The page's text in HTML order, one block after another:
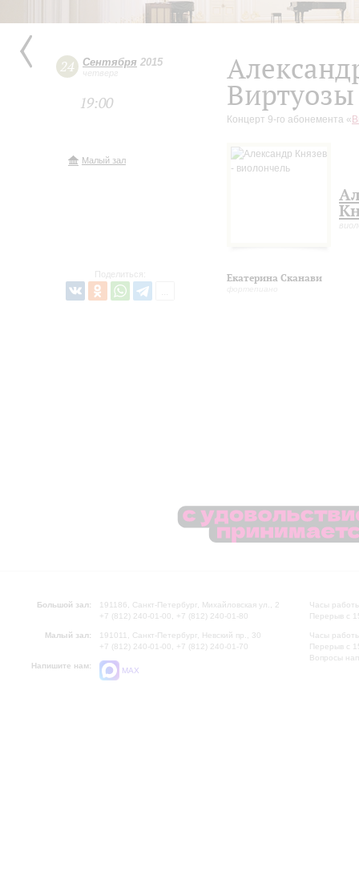
24 Сентября 2015
четверг
19:00
Малый зал
Поделиться:
Концерт 9-го абонемента «
Екатерина Сканави
Большой зал:
191186, Санкт-Петербург, Михайловская ул., 2
+7 (812) 240-01-00, +7 (812) 240-01-80
Малый зал:
191011, Санкт-Петербург, Невский пр., 30
+7 (812) 240-01-00, +7 (812) 240-01-70
Напишите нам:
MAX
Часы
Перерыв с
Часы
Перерыв с
Вопросы